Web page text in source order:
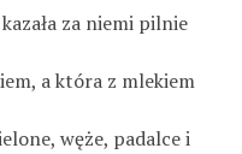
za niemi pilnie
a która z mlekiem
węże, padalce i